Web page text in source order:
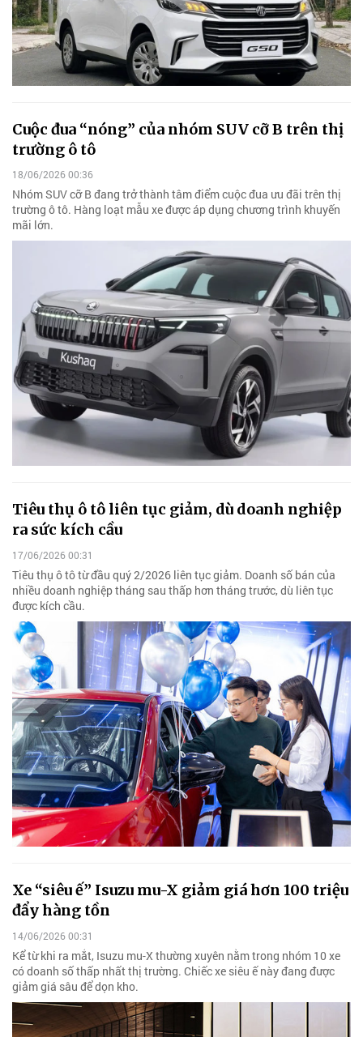
Cuộc đua “nóng” của nhóm SUV cỡ B trên thị
trường ô tô
18/06/2026 00:36
Nhóm SUV cỡ B đang trở thành tâm điểm cuộc đua ưu đãi trên thị
trường ô tô. Hàng loạt mẫu xe được áp dụng chương trình khuyến
mãi lớn.
Tiêu thụ ô tô liên tục giảm, dù doanh nghiệp
ra sức kích cầu
17/06/2026 00:31
Tiêu thụ ô tô từ đầu quý 2/2026 liên tục giảm. Doanh số bán của
nhiều doanh nghiệp tháng sau thấp hơn tháng trước, dù liên tục
được kích cầu.
Xe “siêu ế” Isuzu mu-X giảm giá hơn 100 triệu
đẩy hàng tồn
14/06/2026 00:31
Kể từ khi ra mắt, Isuzu mu-X thường xuyên nằm trong nhóm 10 xe
có doanh số thấp nhất thị trường. Chiếc xe siêu ế này đang được
giảm giá sâu để dọn kho.